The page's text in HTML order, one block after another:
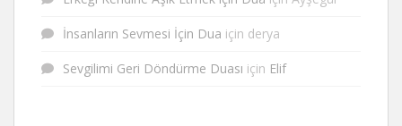
İnsanların Sevmesi İçin Dua için derya
Sevgilimi Geri Döndürme Duası için Elif